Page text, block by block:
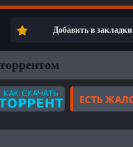
Добавить в закладки